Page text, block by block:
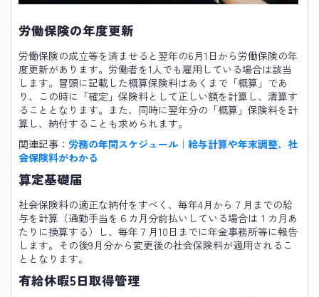
労働保険の年度更新
労働保険の成立等を済ませると翌年の6月1日から労働保険の年
度更新があります。労働者を1人でも雇用している場合は該当
します。冒頭に記載した概算保険料はあくまで「概算」であ
り、この時に「確定」保険料として正しい額を計算し、清算す
ることとなります。また、同時に翌年分の「概算」保険料を計
算し、納付することも求められます。
関連記事： 労務の年間スケジュール｜給与計算や年末調整、社
会保険料がわかる
算定基礎届
社会保険料の適正な納付をすべく、毎年4月から７月までの給
与を計算（通勤手当を６カ月分前払いしている場合は１カ月あ
たりに換算する）し、毎年７月10日までに年金事務所等に報告
します。その後9月分から変更後の社会保険料が適用されるこ
ととなります。
有給休暇5日取得管理